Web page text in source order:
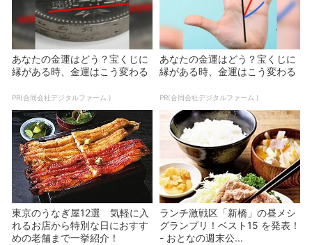
あなたの金運はどう？宝くじに
縁がある時、金運はこう変わる
PR(合同会社デジタルファーム )
あなたの金運はどう？宝くじに
縁がある時、金運はこう変わる
PR(合同会社デジタルファーム )
東京のうなぎ屋12選 気軽に入
れるお店から特別な日におすす
めの老舗まで一挙紹介！
ランチ激戦区「新橋」の昼メシ
グランプリ！ベスト15 を発表！
- おとなの週末公...